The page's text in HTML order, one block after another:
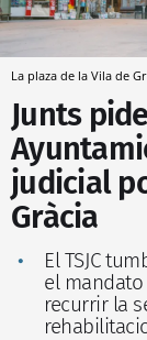
La plaza de la Vila de
Junts
judicial
Gràcia
El TSJC
el
recurrir la